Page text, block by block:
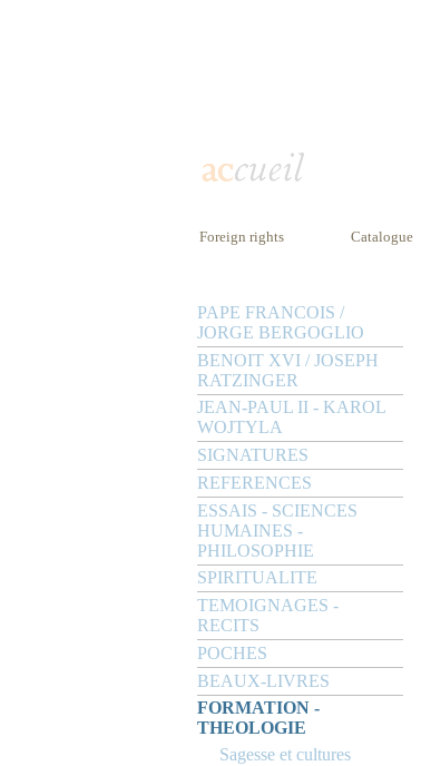
Foreign rights Catalogue
PAPE FRANCOIS /
JORGE BERGOGLIO
BENOIT XVI / JOSEPH
RATZINGER
JEAN-PAUL II - KAROL
WOJTYLA
SIGNATURES
REFERENCES
ESSAIS - SCIENCES
HUMAINES -
PHILOSOPHIE
SPIRITUALITE
TEMOIGNAGES -
RECITS
POCHES
BEAUX-LIVRES
FORMATION -
THEOLOGIE
Sagesse et cultures